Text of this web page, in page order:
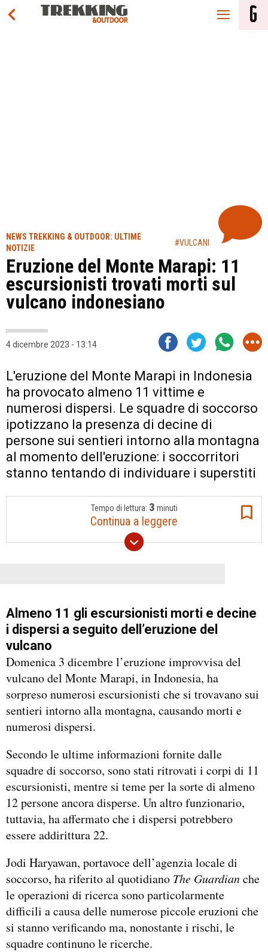
NEWS TREKKING & OUTDOOR: ULTIME
NOTIZIE
#VULCANI
Eruzione del Monte Marapi: 11
escursionisti trovati morti sul
vulcano indonesiano
4 dicembre 2023 - 13:14
L'eruzione del Monte Marapi in Indonesia
ha provocato almeno 11 vittime e
numerosi dispersi. Le squadre di soccorso
ipotizzano la presenza di decine di
persone sui sentieri intorno alla montagna
al momento dell'eruzione: i soccorritori
stanno tentando di individuare i superstiti
Tempo di lettura: 3 minuti
Continua a leggere
Almeno 11 gli escursionisti morti e decine
i dispersi a seguito dell’eruzione del
vulcano
Domenica 3 dicembre l’eruzione improvvisa del
vulcano del Monte Marapi, in Indonesia, ha
sorpreso numerosi escursionisti che si trovavano sui
sentieri intorno alla montagna, causando morti e
numerosi dispersi.
Secondo le ultime informazioni fornite dalle
squadre di soccorso, sono stati ritrovati i corpi di 11
escursionisti, mentre si teme per la sorte di almeno
12 persone ancora disperse. Un altro funzionario,
tuttavia, ha affermato che i dispersi potrebbero
essere addirittura 22.
Jodi Haryawan, portavoce dell’agenzia locale di
soccorso, ha riferito al quotidiano The Guardianche
le operazioni di ricerca sono particolarmente
difficili a causa delle numerose piccole eruzioni che
si stanno verificando ma, nonostante i rischi, le
squadre continuno le ricerche.